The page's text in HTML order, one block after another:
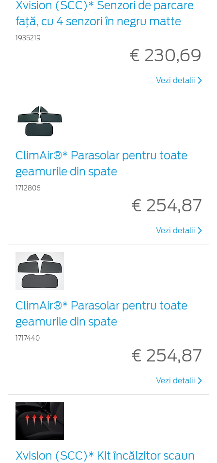
Xvision (SCC)* Senzori de parcare
faţă, cu 4 senzori în negru matte
1935219
€ 230,69
Vezi detalii
ClimAir®* Parasolar pentru toate
geamurile din spate
1712806
€ 254,87
Vezi detalii
ClimAir®* Parasolar pentru toate
geamurile din spate
1717440
€ 254,87
Vezi detalii
Xvision (SCC)* Kit încălzitor scaun